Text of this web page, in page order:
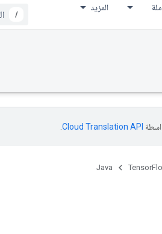
المزيد
/
Cloud Translation API‏
Java